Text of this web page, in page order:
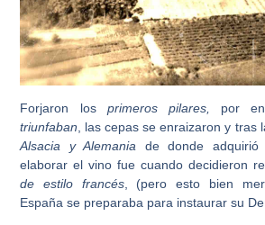
Forjaron los primeros pilares, por
triunfaban , las cepas se enraizaron y tras
Alsacia y Alemania de donde adquirió
elaborar elvino fue cuando decidieron
de estilo francés, (pero esto bien
España se preparaba para instaurar su